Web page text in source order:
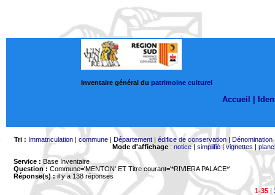
Inventaire général du patrimoine culturel
Accueil |
Tri : Immatriculation| commune| Département| édifice de conservation| Dénomination
Mode d'affichage: notice| simplifié|vignettes |
Service : Base Inventaire
Question : Commune='MENTON' ET Titre courant='*RIVIERA PALACE*'
Réponse(s) :il y a 138 réponses
1-35|